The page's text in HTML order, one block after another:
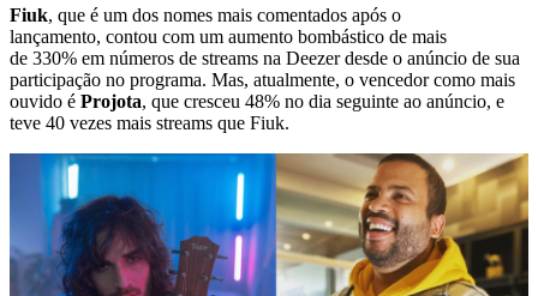
Fiuk, que é um dos nomes mais comentados após o
lançamento, contou com um aumento bombástico de mais
de 330% em números de streams na Deezer desde o anúncio de sua
participação no programa. Mas, atualmente, o vencedor como mais
ouvido é Projota, que cresceu 48% no dia seguinte ao anúncio, e
teve 40 vezes mais streams que Fiuk.